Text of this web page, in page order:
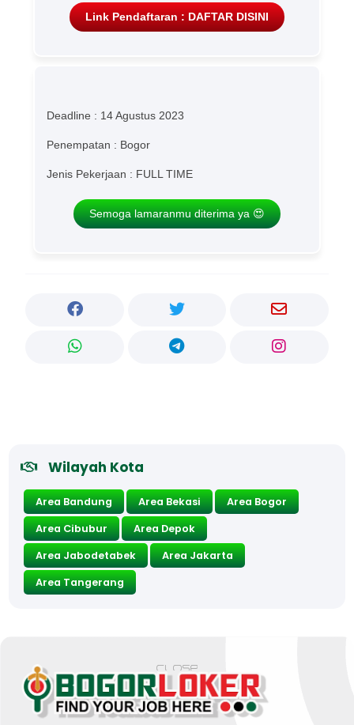
Link Pendaftaran : DAFTAR DISINI
Deadline : 14 Agustus 2023
Penempatan : Bogor
Jenis Pekerjaan : FULL TIME
Semoga lamaranmu diterima ya 😍
Wilayah Kota
Area Bandung Area Bekasi
Area Bogor
Area Cibubur
Area Depok
Area Jabodetabek
Area Jakarta
Area Tangerang